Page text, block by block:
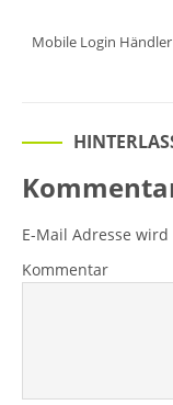
Mobile Login
E-Mail Adresse
Kommentar